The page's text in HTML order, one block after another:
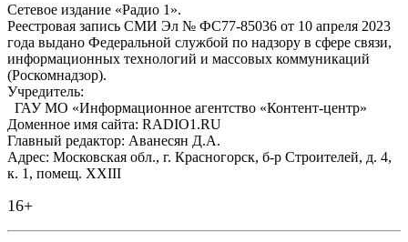
Сетевое издание «Радио 1».
Реестровая запись СМИ Эл № ФС77-85036 от 10 апреля 2023
года выдано Федеральной службой по надзору в сфере связи,
информационных технологий и массовых коммуникаций
(Роскомнадзор).
Учредитель:
ГАУ МО «Информационное агентство «Контент-центр»
Доменное имя сайта: RADIO1.RU
Главный редактор: Аванесян Д.А.
Адрес: Московская обл., г. Красногорск, б-р Строителей, д. 4,
к. 1, помещ. XXIII
16+